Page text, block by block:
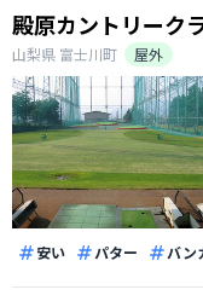
殿原カントリーク
山梨県 富士川町
屋外
安い パター バン